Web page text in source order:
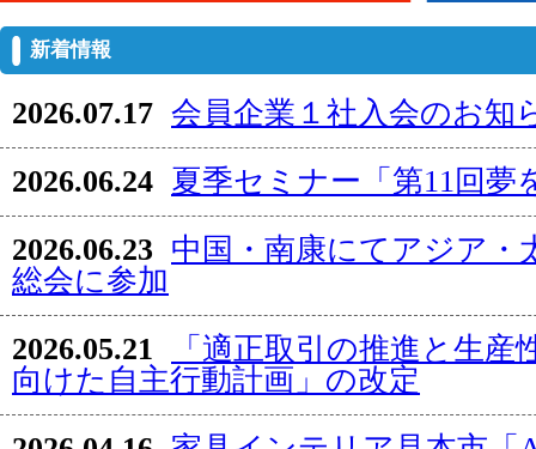
新着情報
2026.07.17 会員企業１社入会のお知
2026.06.24 夏季セミナー「第11回夢
2026.06.23 中国・南康にてアジア・
総会に参加
2026.05.21
「適正取引の推進と生産
向けた自主行動計画」の改定